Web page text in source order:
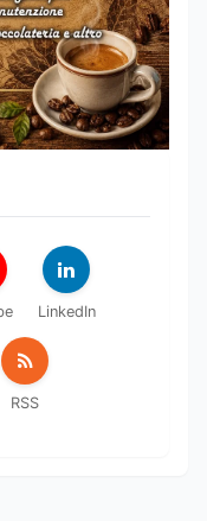
LinkedIn
RSS